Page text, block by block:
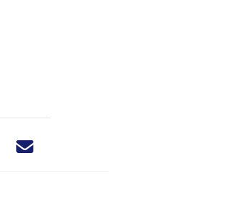
dit nieuwsbericht via X - U verlaat
Deel dit nieuwsbericht via Facebook - U
Deel dit nieuwsbericht via e-mail
Deel dit nieuwsbericht via LinkedIn - U